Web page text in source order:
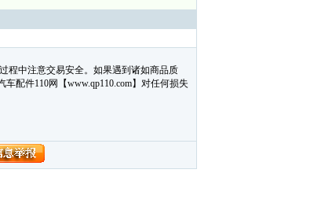
程中注意交易安全。如果遇到诸如商品质
配件110网【www.qp110.com】对任何损失